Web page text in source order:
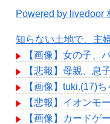
Powered by livedoor
知らない土地で、主
【画像】女の子、
【悲報】母親、息
【画像】tuki.(17)
【悲報】イオンモ
【画像】カードゲ